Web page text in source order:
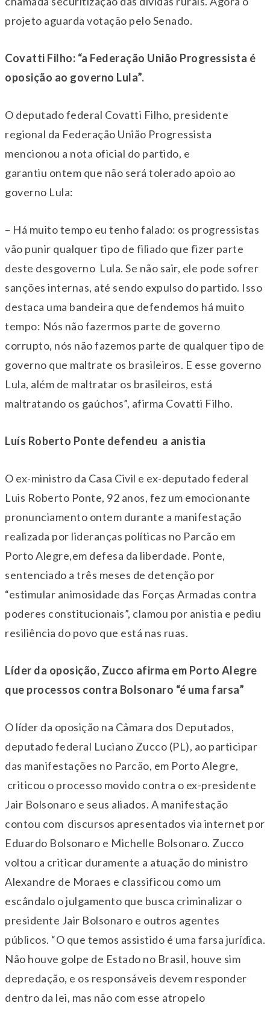
projeto aguarda votação pelo Senado.
Covatti Filho: “a Federação União Progressista é
oposição ao governo Lula”.
O deputado federal Covatti Filho, presidente
regional da Federação União Progressista
mencionou a nota oficial do partido, e
garantiu ontem que não será tolerado apoio ao
governo Lula:
– Há muito tempo eu tenho falado: os progressistas
vão punir qualquer tipo de filiado que fizer parte
deste desgoverno Lula. Se não sair, ele pode sofrer
sanções internas, até sendo expulso do partido. Isso
destaca uma bandeira que defendemos há muito
tempo: Nós não fazermos parte de governo
corrupto, nós não fazemos parte de qualquer tipo de
governo que maltrate os brasileiros. E esse governo
Lula, além de maltratar os brasileiros, está
maltratando os gaúchos”, afirma Covatti Filho.
Luís Roberto Ponte defendeu a anistia
O ex-ministro da Casa Civil e ex-deputado federal
Luis Roberto Ponte, 92 anos, fez um emocionante
pronunciamento ontem durante a manifestação
realizada por lideranças políticas no Parcão em
Porto Alegre,em defesa da liberdade. Ponte,
sentenciado a três meses de detenção por
“estimular animosidade das Forças Armadas contra
poderes constitucionais”, clamou por anistia e pediu
resiliência do povo que está nas ruas.
Líder da oposição, Zucco afirma em Porto Alegre
que processos contra Bolsonaro “é uma farsa”
O líder da oposição na Câmara dos Deputados,
deputado federal Luciano Zucco (PL), ao participar
das manifestações no Parcão, em Porto Alegre,
criticou o processo movido contra o ex-presidente
Jair Bolsonaro e seus aliados. A manifestação
contou com discursos apresentados via internet por
Eduardo Bolsonaro e Michelle Bolsonaro. Zucco
voltou a criticar duramente a atuação do ministro
Alexandre de Moraes e classificou como um
escândalo o julgamento que busca criminalizar o
presidente Jair Bolsonaro e outros agentes
públicos. “O que temos assistido é uma farsa jurídica.
Não houve golpe de Estado no Brasil, houve sim
depredação, e os responsáveis devem responder
dentro da lei, mas não com esse atropelo